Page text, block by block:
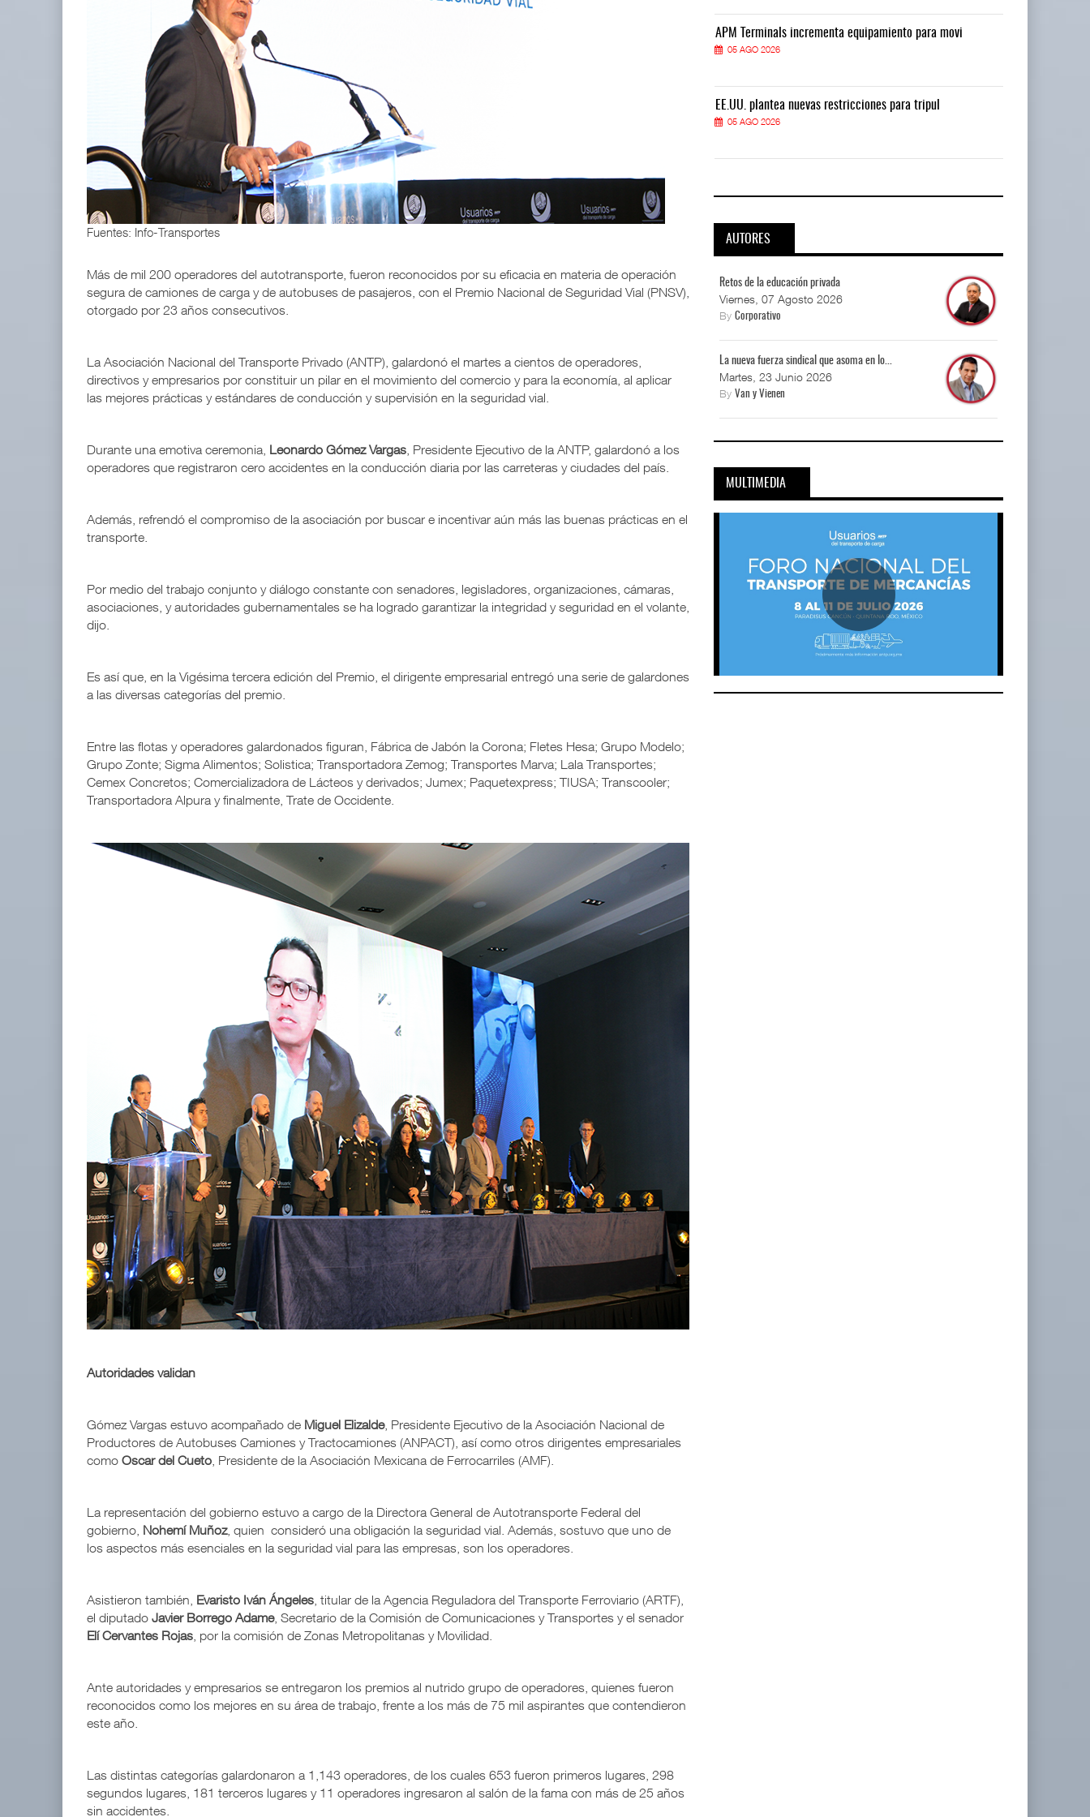
Fuentes: Info-Transportes
Más de mil 200 operadores del autotransporte, fueron reconocidos por su eficacia en materia de operación
segura de camiones de carga y de autobuses de pasajeros, con el Premio Nacional de Seguridad Vial (PNSV),
otorgado por 23 años consecutivos.
La Asociación Nacional del Transporte Privado (ANTP), galardonó el martes a cientos de operadores,
directivos y empresarios por constituir un pilar en el movimiento del comercio y para la economía, al aplicar
las mejores prácticas y estándares de conducción y supervisión en la seguridad vial.
Durante una emotiva ceremonia, Leonardo Gómez Vargas , Presidente Ejecutivo de la ANTP, galardonó a los
operadores que registraron cero accidentes en la conducción diaria por las carreteras y ciudades del país.
Además, refrendó el compromiso de la asociación por buscar e incentivar aún más las buenas prácticas en el
transporte.
Por medio del trabajo conjunto y diálogo constante con senadores, legisladores, organizaciones, cámaras,
asociaciones, y autoridades gubernamentales se ha logrado garantizar la integridad y seguridad en el volante,
dijo.
Es así que, en la Vigésima tercera edición del Premio, el dirigente empresarial entregó una serie de galardones
a las diversas categorías del premio.
Entre las flotas y operadores galardonados figuran, Fábrica de Jabón la Corona; Fletes Hesa; Grupo Modelo;
Grupo Zonte; Sigma Alimentos; Solistica; Transportadora Zemog; Transportes Marva; Lala Transportes;
Cemex Concretos; Comercializadora de Lácteos y derivados; Jumex; Paquetexpress; TIUSA; Transcooler;
Transportadora Alpura y finalmente, Trate de Occidente.
Autoridades validan
Gómez Vargas estuvo acompañado de Miguel Elizalde, Presidente Ejecutivo de la Asociación Nacional de
Productores de Autobuses Camiones y Tractocamiones (ANPACT), así como otros dirigentes empresariales
como Oscar del Cueto , Presidente de la Asociación Mexicana de Ferrocarriles (AMF).
La representación del gobierno estuvo a cargo de la Directora General de Autotransporte Federal del
gobierno, Nohemí Muñoz, quien consideró una obligación la seguridad vial. Además, sostuvo que uno de
los aspectos más esenciales en la seguridad vial para las empresas, son los operadores.
Asistieron también, Evaristo Iván Ángeles , titular de la Agencia Reguladora del Transporte Ferroviario (ARTF),
el diputado Javier Borrego Adame, Secretario de la Comisión de Comunicaciones y Transportes y el senador
Elí Cervantes Rojas , por la comisión de Zonas Metropolitanas y Movilidad.
Ante autoridades y empresarios se entregaron los premios al nutrido grupo de operadores, quienes fueron
reconocidos como los mejores en su área de trabajo, frente a los más de 75 mil aspirantes que contendieron
este año.
Las distintas categorías galardonaron a 1,143 operadores, de los cuales 653 fueron primeros lugares, 298
segundos lugares, 181 terceros lugares y 11 operadores ingresaron al salón de la fama con más de 25 años
sin accidentes.
APM Terminals incrementa equipamiento para movi
05 AGO 2026
EE.UU. plantea nuevas restricciones para tripul
05 AGO 2026
APM Terminals incrementa equipamiento para movi
05 AGO 2026
EE.UU. plantea nuevas restricciones para tripul
05 AGO 2026
AUTORES
Retos de la educación privada
Viernes, 07 Agosto 2026
ByCorporativo
La nueva fuerza sindical que asoma en lo...
Martes, 23 Junio 2026
ByVan y Vienen
MULTIMEDIA